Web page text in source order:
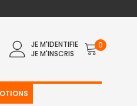
JE M'IDENTIFIE
JE M'INSCRIS
0